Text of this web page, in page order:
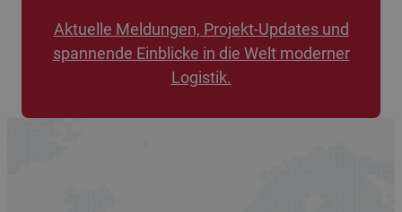
Aktuelle Meldungen, Projekt-Updates und
spannende Einblicke in die Welt moderner
Logistik.